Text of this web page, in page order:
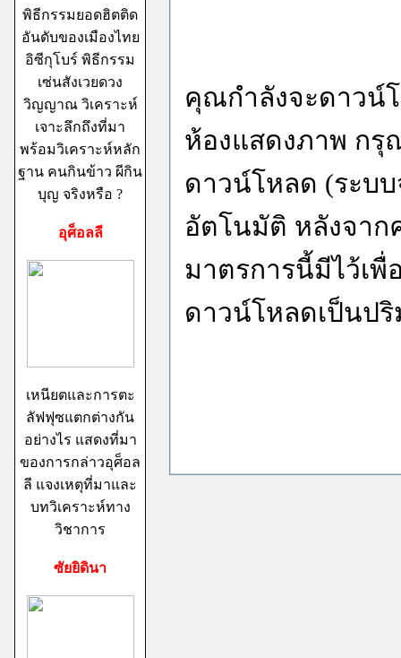
พิธีกรรมยอดฮิตติด
อันดับของเมืองไทย
อิซีกุโบร์ พิธีกรรม
เซ่นสังเวยดวง
วิญญาณ วิเคราะห์
เจาะลึกถึงที่มา
พร้อมวิเคราะห์หลัก
ฐาน คนกินข้าว ผีกิน
บุญ จริงหรือ ?
อุศ็อลลี
เหนียตและการตะ
ลัฟฟุซแตกต่างกัน
อย่างไร แสดงที่มา
ของการกล่าวอุศ็อล
ลี แจงเหตุที่มาและ
บทวิเคราะห์ทาง
วิชาการ
ซัยยิดินา
คุณกำลังจะดาวน์
ห้องแสดงภาพ กรุ
ดาวน์โหลด (ระบ
อัตโนมัติ หลังจา
มาตรการนี้มีไว้เพื่
ดาวน์โหลดเป็นป